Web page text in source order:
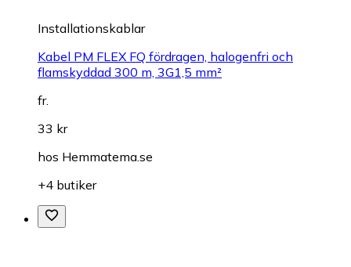
Installationskablar
Kabel PM FLEX FQ fördragen, halogenfri och
flamskyddad 300 m, 3G1,5 mm²
fr.
33 kr
hos Hemmatema.se
+4 butiker